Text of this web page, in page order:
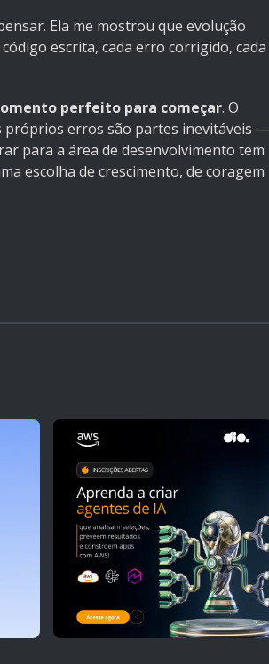
Ela me mostrou que evolução
escrita, cada erro corrigido, cada
perfeito para começar. O
próprios erros são partes inevitáveis —
para a área de desenvolvimento tem
escolha de crescimento, de coragem